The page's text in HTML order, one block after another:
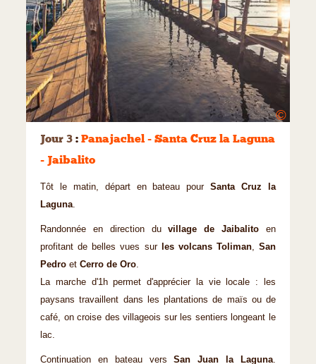
©
Jour 3 : Panajachel - Santa Cruz la Laguna
- Jaibalito
Tôt le matin, départ en bateau pourSanta Cruz la
Laguna.
Randonnée en direction duvillage de Jaibalito en
profitant de belles vues sur
les volcans Toliman, San
Pedro et Cerro de Oro.
La marche d'1h permet d'apprécier la vie locale : les
paysans travaillent dans les plantations de maïs ou de
café, on croise des villageois sur les sentiers longeant le
lac.
Continuation en bateau versSan Juan la Laguna.